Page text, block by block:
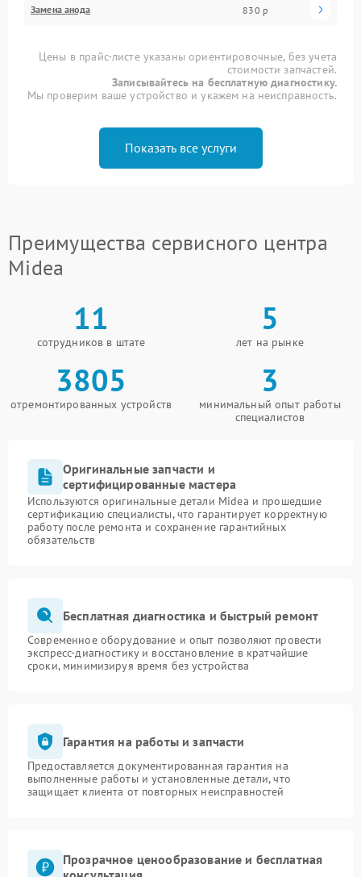
Замена анода 830 р
Цены в прайс-листе указаны ориентировочные, без учета
стоимости запчастей.
Записывайтесь на бесплатную диагностику.
Мы проверим ваше устройство и укажем на неисправность.
Показать все услуги
Преимущества сервисного центра
Midea
11
сотрудников в штате
5
лет на рынке
3805
отремонтированных устройств
3
минимальный опыт работы
специалистов
Оригинальные запчасти и
сертифицированные мастера
Используются оригинальные детали Midea и прошедшие
сертификацию специалисты, что гарантирует корректную
работу после ремонта и сохранение гарантийных
обязательств
Бесплатная диагностика и быстрый ремонт
Современное оборудование и опыт позволяют провести
экспресс-диагностику и восстановление в кратчайшие
сроки, минимизируя время без устройства
Гарантия на работы и запчасти
Предоставляется документированная гарантия на
выполненные работы и установленные детали, что
защищает клиента от повторных неисправностей
Прозрачное ценообразование и бесплатная